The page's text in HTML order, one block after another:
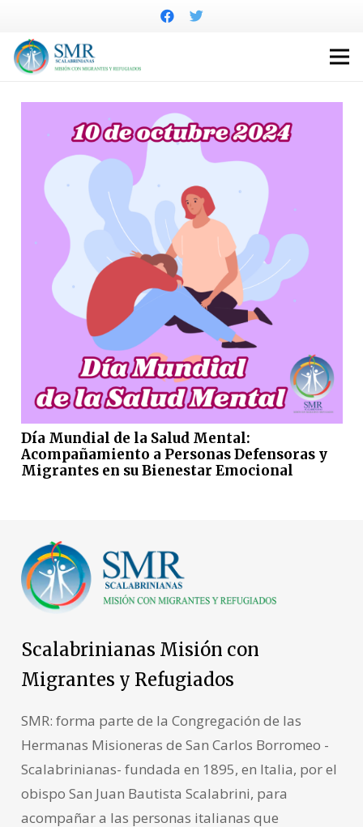
Día Mundial de la Salud Mental:
Acompañamiento a Personas Defensoras y
Migrantes en su Bienestar Emocional
Scalabrinianas Misión con
Migrantes y Refugiados
SMR: forma parte de la Congregación de las
Hermanas Misioneras de San Carlos Borromeo -
Scalabrinianas- fundada en 1895, en Italia, por el
obispo San Juan Bautista Scalabrini, para
acompañar a las personas italianas que